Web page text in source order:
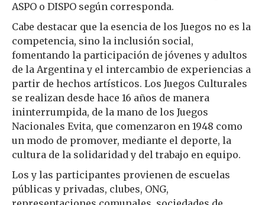
ASPO o DISPO según corresponda.
Cabe destacar que la esencia de los Juegos no es la
competencia, sino la inclusión social,
fomentando la participación de jóvenes y adultos
de la Argentina y el intercambio de experiencias a
partir de hechos artísticos. Los Juegos Culturales
se realizan desde hace 16 años de manera
ininterrumpida, de la mano de los Juegos
Nacionales Evita, que comenzaron en 1948 como
un modo de promover, mediante el deporte, la
cultura de la solidaridad y del trabajo en equipo.
Los y las participantes provienen de escuelas
públicas y privadas, clubes, ONG,